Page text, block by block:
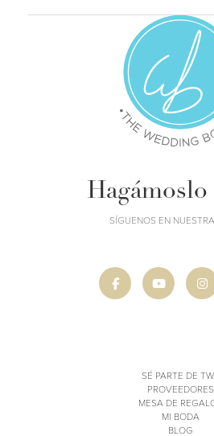
Hagámoslo
SÍGUENOS EN
SÉ PARTE DE
PROVEEDORES
MESA DE
MI BODA
BLOG